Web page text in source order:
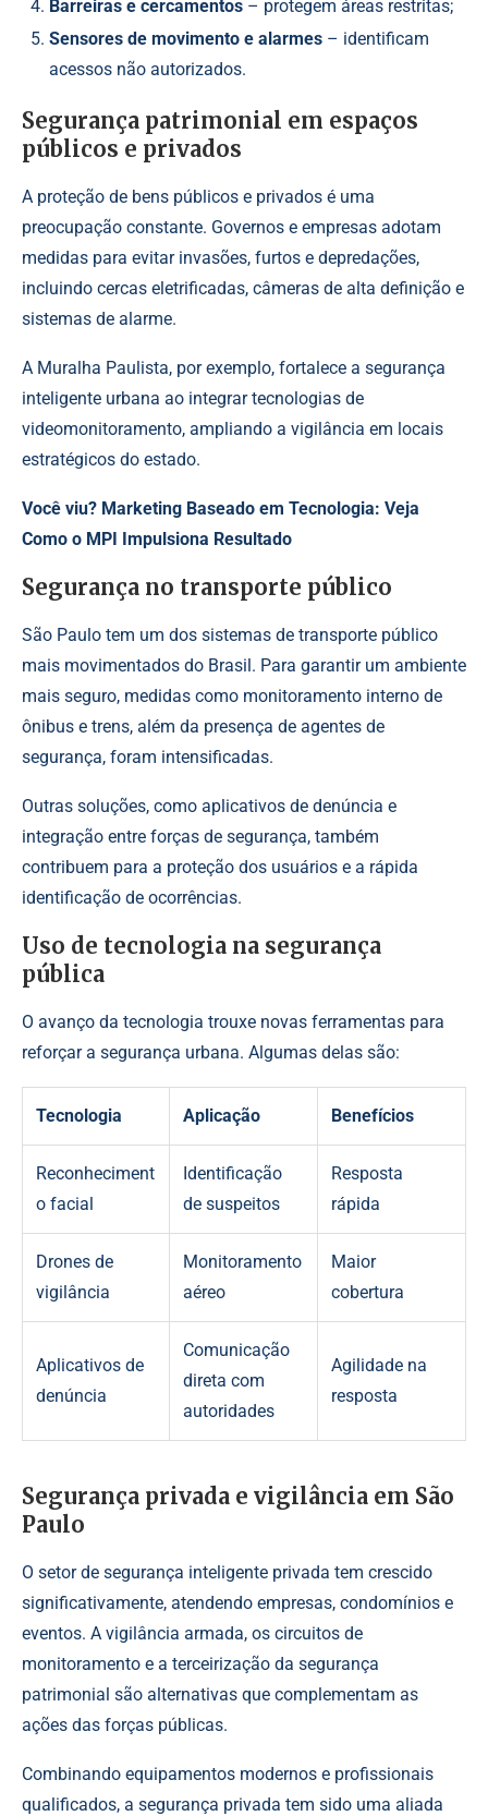
Barreiras e cercamentos – protegem áreas restritas;
Sensores de movimento e alarmes – identificam
acessos não autorizados.
Segurança patrimonial em espaços
públicos e privados
A proteção de bens públicos e privados é uma
preocupação constante. Governos e empresas adotam
medidas para evitar invasões, furtos e depredações,
incluindo cercas eletrificadas, câmeras de alta definição e
sistemas de alarme.
A Muralha Paulista, por exemplo, fortalece a segurança
inteligente urbana ao integrar tecnologias de
videomonitoramento, ampliando a vigilância em locais
estratégicos do estado.
Você viu? Marketing Baseado em Tecnologia: Veja
Como o MPI Impulsiona Resultado
Segurança no transporte público
São Paulo tem um dos sistemas de transporte público
mais movimentados do Brasil. Para garantir um ambiente
mais seguro, medidas como monitoramento interno de
ônibus e trens, além da presença de agentes de
segurança, foram intensificadas.
Outras soluções, como aplicativos de denúncia e
integração entre forças de segurança, também
contribuem para a proteção dos usuários e a rápida
identificação de ocorrências.
Uso de tecnologia na segurança
pública
O avanço da tecnologia trouxe novas ferramentas para
reforçar a segurança urbana. Algumas delas são:
Tecnologia Aplicação Benefícios
Reconheciment
o facial
Identificação
de suspeitos
Resposta
rápida
Drones de
vigilância
Monitoramento
aéreo
Maior
cobertura
Aplicativos de
denúncia
Comunicação
direta com
autoridades
Agilidade na
resposta
Segurança privada e vigilância em São
Paulo
O setor de segurança inteligente privada tem crescido
significativamente, atendendo empresas, condomínios e
eventos. A vigilância armada, os circuitos de
monitoramento e a terceirização da segurança
patrimonial são alternativas que complementam as
ações das forças públicas.
Combinando equipamentos modernos e profissionais
qualificados, a segurança privada tem sido uma aliada